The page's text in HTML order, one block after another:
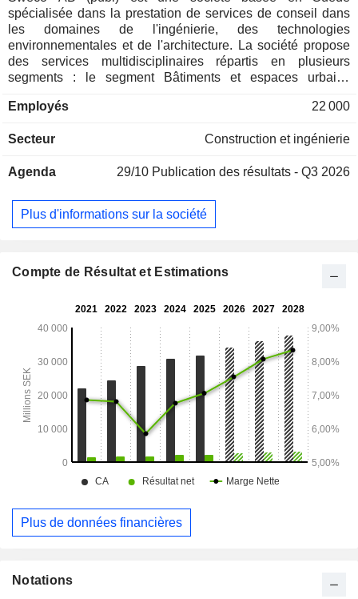
spécialisée dans la prestation de services de conseil dans
les domaines de l'ingénierie, des technologies
environnementales et de l'architecture. La société propose
des services multidisciplinaires répartis en plusieurs
segments : le segment Bâtiments et espaces urbains
développer et à devenir des lieux de vie résilients et
solutions technologiques modernes qui garantissent à la
approvisionnement énergétique fiable et à une meilleure
transport conçoit des solutions de transport durables qui
permettront aux villes et aux sociétés de demain de gérer
activités d’architecture et d’ingénierie sur sept de ses huit
Employés 22 000
Secteur Construction et ingénierie
Agenda 29/10 Publication des résultats - Q3 2026
Plus d'informations sur la société
Compte de Résultat et Estimations
Plus de données financières
Notations